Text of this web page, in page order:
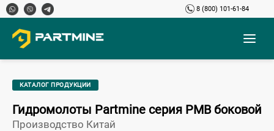
8 (800) 101-61-84
КАТАЛОГ ПРОДУКЦИИ
Гидромолоты Partmine серия PMB боковой
Производство Китай